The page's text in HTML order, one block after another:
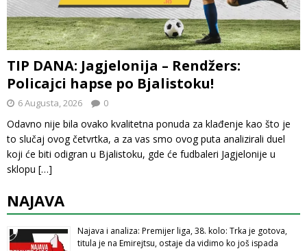
TIP DANA: Jagjelonija – Rendžers:
Policajci hapse po Bjalistoku!
6 Augusta, 2026 0
Odavno nije bila ovako kvalitetna ponuda za klađenje kao što je
to slučaj ovog četvrtka, a za vas smo ovog puta analizirali duel
koji će biti odigran u Bjalistoku, gde će fudbaleri Jagjelonije u
sklopu […]
NAJAVA
Najava i analiza: Premijer liga, 38. kolo: Trka je gotova,
titula je na Emirejtsu, ostaje da vidimo ko još ispada